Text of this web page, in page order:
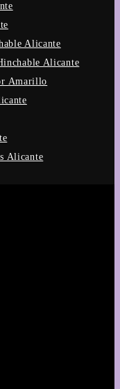
Alicante
Alicante
Amarillo
Alicante